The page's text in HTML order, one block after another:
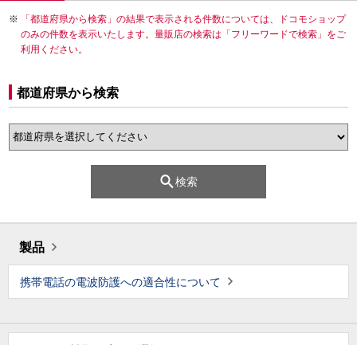
「都道府県から検索」の結果で表示される件数については、ドコモショップ
のみの件数を表示いたします。量販店の検索は「フリーワードで検索」をご
利用ください。
都道府県から検索
検索
製品
携帯電話の電波防護への適合性について